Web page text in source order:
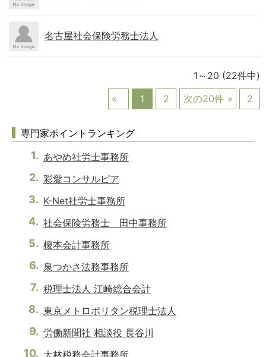
名古屋社会保険労務士法人
1～20 (22件中)
1
2 次の20件 2
専門家ポイントランキング
あやめ社労士事務所
彩愛コンサルピア
K-Net社労士事務所
社会保険労務士 田中事務所
榎本会計事務所
泉つかさ法務事務所
税理士法人 江崎総合会計
東京メトロポリタン税理士法人
労働新聞社 相談役 長谷川
大林税務会計事務所